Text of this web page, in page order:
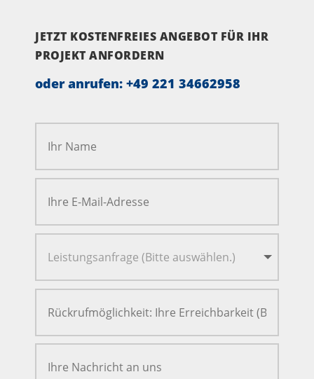
JETZT KOSTENFREIES ANGEBOT FÜR IHR
PROJEKT ANFORDERN
oder anrufen: +49 221 34662958